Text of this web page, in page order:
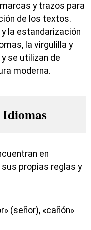
y trazos para
de los textos.
la estandarización
la virgulilla y
se utilizan de
moderna.
Idiomas
en
propias reglas y
(señor), «cañón»